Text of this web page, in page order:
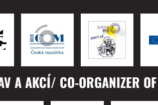
A AKCÍ/ CO-ORGANIZER